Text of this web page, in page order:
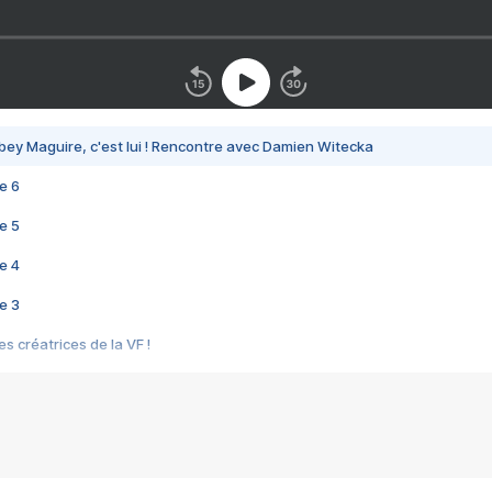
Maguire, c'est lui ! Rencontre avec Damien Witecka
6
5
4
3
créatrices de la VF !